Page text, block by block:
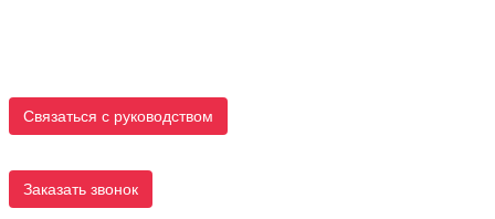
Связаться с руководством
Заказать звонок